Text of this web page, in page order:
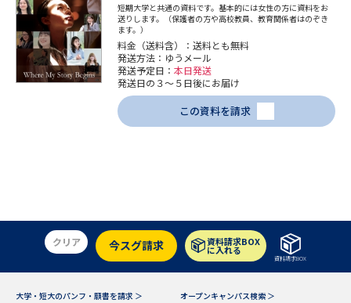
学問発見 学問検索
大学で学びたい学問発見
ユーザーサポート
Ｑ＆Ａ よくあるご質問 大学進学IDについて
短期大学と共通の資料です。基本的には女性の方に資料をお
送りします。（保護者の方や高校教員、教育関係者はのぞき
ます。）
料金（送料含）：送料とも無料
発送方法：ゆうメール
発送予定日： 本日発送
発送日の３～５日後にお届け
この資料を請求
クリア 今スグ請求 資料請求BOX
に入れる
資料請求BOX
大学・短大のパンフ・願書を請求 ＞
オープンキャンパス検索 ＞